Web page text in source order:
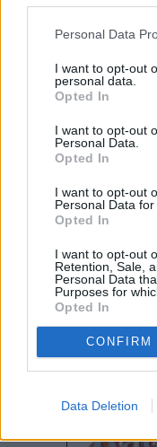
Personal Data
I want to opt-out
personal data.
Opted In
I want to opt-out
Personal Data.
Opted In
I want to opt-out
Personal Data for
Opted In
I want to opt-out
Retention, Sale,
Personal Data
Purposes for
Opted In
CONFIRM
Data Deletion
in via Rometta eccetto
Durante le fasi di lavoro
nell’area interessata